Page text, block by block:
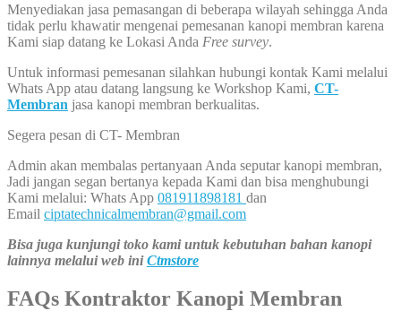
Menyediakan jasa pemasangan di beberapa wilayah sehingga Anda
tidak perlu khawatir mengenai pemesanan kanopi membran karena
Kami siap datang ke Lokasi Anda Free survey.
Untuk informasi pemesanan silahkan hubungi kontak Kami melalui
Whats App atau datang langsung ke Workshop Kami, CT-
Membran jasa kanopi membran berkualitas.
Segera pesan di CT- Membran
Admin akan membalas pertanyaan Anda seputar kanopi membran,
Jadi jangan segan bertanya kepada Kami dan bisa menghubungi
Kami melalui: Whats App 081911898181 dan
Email ciptatechnicalmembran@gmail.com
Bisa juga kunjungi toko kami untuk kebutuhan bahan kanopi
lainnya melalui web iniCtmstore
FAQs Kontraktor Kanopi Membran